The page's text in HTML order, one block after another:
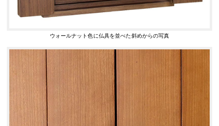
ウォールナット色に仏具を並べた斜めからの写真